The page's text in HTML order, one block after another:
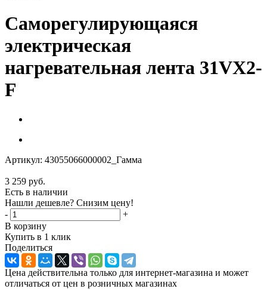
Саморегулирующаяся
электрическая
нагревательная лента 31VX2-
F
Артикул: 43055066000002_Гамма
3 259 руб.
Есть в наличии
Нашли дешевле? Снизим цену!
-
+
В корзину
Купить в 1 клик
Поделиться
Цена действительна только для интернет-магазина и может
отличаться от цен в розничных магазинах